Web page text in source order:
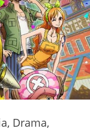
Drama,